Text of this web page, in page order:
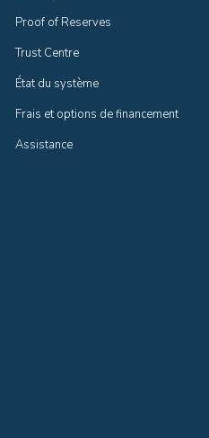
Proof of Reserves
Trust Centre
État du système
Frais et options de financement
Assistance